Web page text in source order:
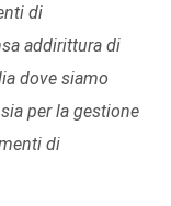
di
addirittura di
dove siamo
per la gestione
di